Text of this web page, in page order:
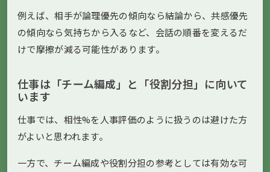
例えば、相手が論理優先の傾向なら結論から、共感優先
の傾向なら気持ちから入るなど、会話の順番を変えるだ
けで摩擦が減る可能性があります。
仕事は「チーム編成」と「役割分担」に向いて
います
仕事では、相性%を人事評価のように扱うのは避けた方
がよいと思われます。
一方で、チーム編成や役割分担の参考としては有効な可